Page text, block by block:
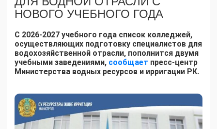
НОВОГО УЧЕБНОГО ГОДА
С 2026-2027 учебного года список колледжей,
осуществляющих подготовку специалистов для
водохозяйственной отрасли, пополнится двумя
учебными заведениями, сообщает пресс-центр
Министерства водных ресурсов и ирригации РК.